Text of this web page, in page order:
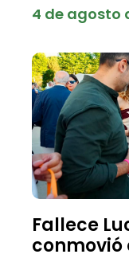
4 de agosto
Fallece